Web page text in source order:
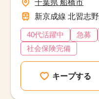
千葉県 船橋市
新京成線 北習志
40代活躍中 急募
社会保険完備
キープする